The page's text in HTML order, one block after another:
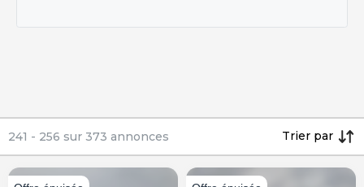
241 - 256 sur 373 annonces Trier par